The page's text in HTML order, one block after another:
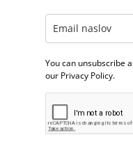
You can unsubscribe
our Privacy Policy.